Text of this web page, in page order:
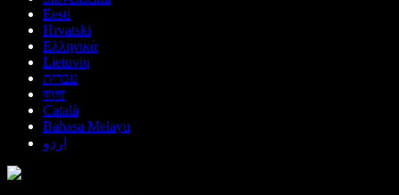
Eesti
Hrvatski
Ελληνικά
Lietuvių
עברית
বাংলা
Català
Bahasa Melayu
اردو